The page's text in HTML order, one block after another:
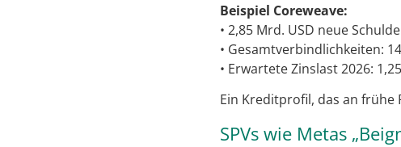
Beispiel Coreweave:
• 2,85 Mrd. USD neue
• Gesamtverbindlichkeiten:
• Erwartete Zinslast 2026:
Ein Kreditprofil, das an
SPVs wie Metas